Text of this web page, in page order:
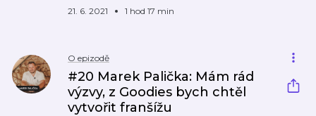
21. 6. 2021 1 hod 17 min
O epizodě
#20 Marek Palička: Mám rád
výzvy, z Goodies bych chtěl
vytvořit franšížu